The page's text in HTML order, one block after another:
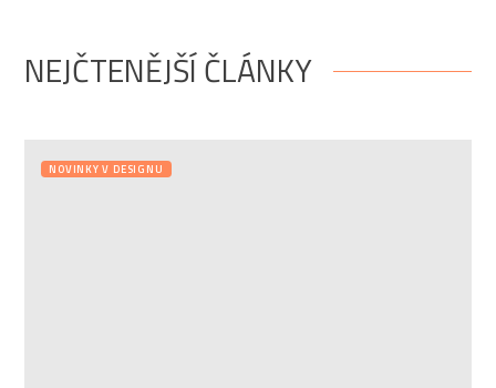
NEJČTENĚJŠÍ ČLÁNKY
NOVINKY V DESIGNU